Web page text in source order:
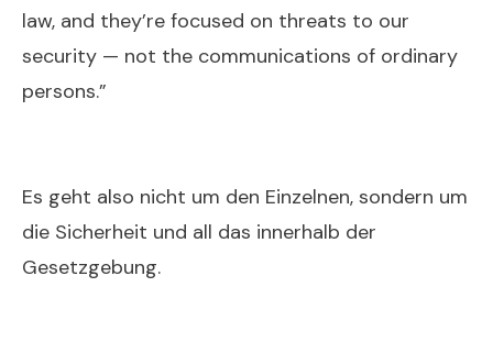
law, and they’re focused on threats to our
security — not the communications of ordinary
persons.”
Es geht also nicht um den Einzelnen, sondern um
die Sicherheit und all das innerhalb der
Gesetzgebung.